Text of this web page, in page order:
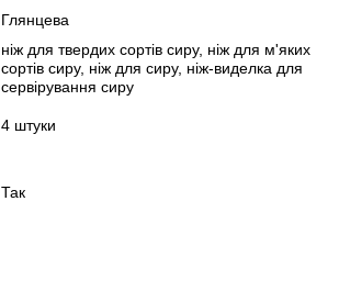
Глянцева
ніж для твердих сортів сиру, ніж для м'яких
сортів сиру, ніж для сиру, ніж-виделка для
сервірування сиру
4 штуки
Так